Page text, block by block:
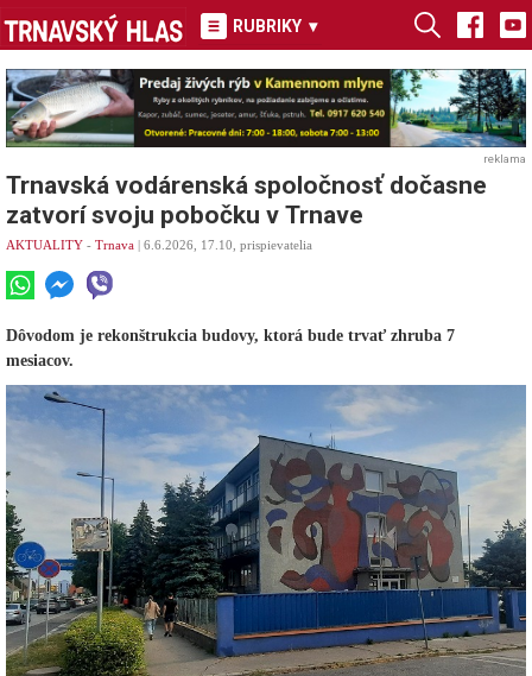
RUBRIKY ▾
reklama
Trnavská vodárenská spoločnosť dočasne
zatvorí svoju pobočku v Trnave
AKTUALITY - Trnava | 6.6.2026, 17.10, prispievatelia
Dôvodom je rekonštrukcia budovy, ktorá bude trvať zhruba 7
mesiacov.